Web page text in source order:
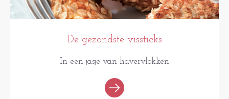
De gezondste vissticks
In een jasje van havervlokken